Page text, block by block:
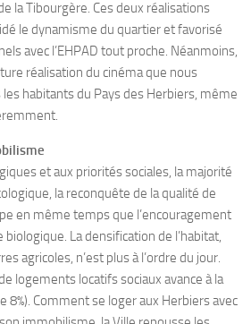
la Tibourgère. Ces deux réalisations
le dynamisme du quartier et favorisé
avec l’EHPAD tout proche. Néanmoins,
réalisation du cinéma que nous
habitants du Pays des Herbiers, même
et aux priorités sociales, la majorité
la reconquête de la qualité de
en même temps que l’encouragement
biologique. La densification de l’habitat,
agricoles, n’est plus à l’ordre du jour.
logements locatifs sociaux avance à la
8%). Comment se loger aux Herbiers avec